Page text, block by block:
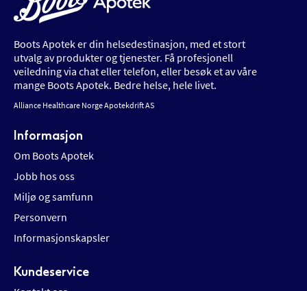
Boots Apotek er din helsedestinasjon, med et stort
utvalg av produkter og tjenester. Få profesjonell
veiledning via chat eller telefon, eller besøk et av våre
mange Boots Apotek. Bedre helse, hele livet.
Alliance Healthcare Norge Apotekdrift AS
Informasjon
Om Boots Apotek
Jobb hos oss
Miljø og samfunn
Personvern
Informasjonskapsler
Kundeservice